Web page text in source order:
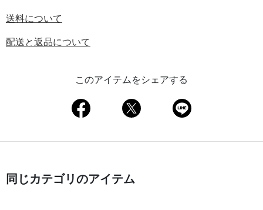
送料について
配送と返品について
このアイテムをシェアする
同じカテゴリのアイテム